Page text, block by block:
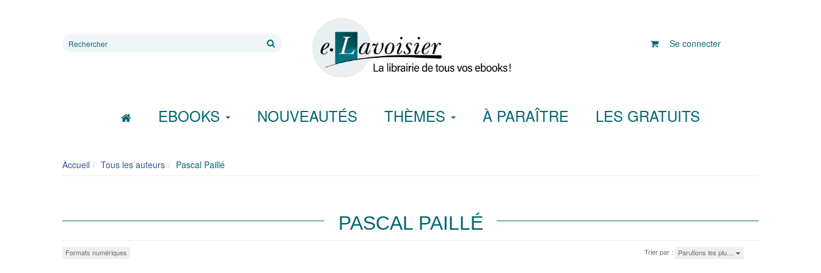
Rechercher
Se connecter
EBOOKS NOUVEAUTÉS THÈMES À PARAÎTRE LES GRATUITS
Accueil Tous les auteurs Pascal Paillé
PASCAL PAILLÉ
Formats numériques Trier par : Parutions les plu…